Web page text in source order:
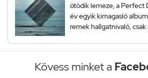
ötödik lemeze, a Perfect
év egyik kimagasló
remek hallgatnivaló, csak
Kövess minket a